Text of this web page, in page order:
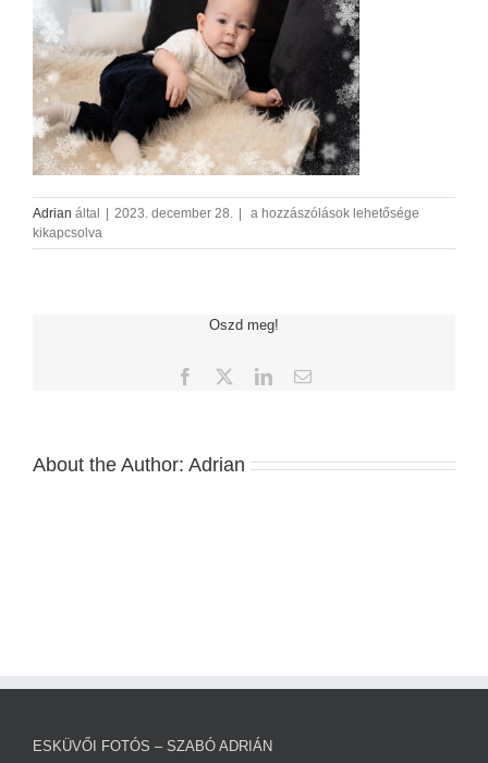
Adrian által | 2023. december 28. |
DSC01004-
bejegyzéshez
a hozzászólások lehetősége
kikapcsolva
Oszd meg!
Facebook LinkedInEmail:
About the Author: Adrian
ESKÜVŐI FOTÓS – SZABÓ ADRIÁN